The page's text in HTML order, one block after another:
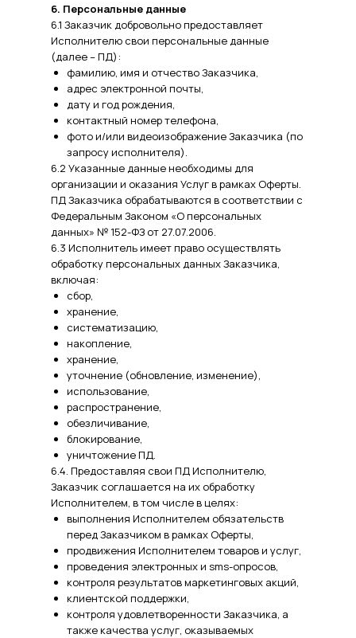
6. Персональные данные
6.1 Заказчик добровольно предоставляет
Исполнителю свои персональные данные
(далее – ПД):
фамилию, имя и отчество Заказчика,
адрес электронной почты,
дату и год рождения,
контактный номер телефона,
фото и/или видеоизображение Заказчика (по
запросу исполнителя).
6.2 Указанные данные необходимы для
организации и оказания Услуг в рамках Оферты.
ПД Заказчика обрабатываются в соответствии с
Федеральным Законом «О персональных
данных» № 152-ФЗ от 27.07.2006.
6.3 Исполнитель имеет право осуществлять
обработку персональных данных Заказчика,
включая:
сбор,
хранение,
систематизацию,
накопление,
хранение,
уточнение (обновление, изменение),
использование,
распространение,
обезличивание,
блокирование,
уничтожение ПД.
6.4. Предоставляя свои ПД Исполнителю,
Заказчик соглашается на их обработку
Исполнителем, в том числе в целях:
выполнения Исполнителем обязательств
перед Заказчиком в рамках Оферты,
продвижения Исполнителем товаров и услуг,
проведения электронных и sms-опросов,
контроля результатов маркетинговых акций,
клиентской поддержки,
контроля удовлетворенности Заказчика, а
также качества услуг, оказываемых